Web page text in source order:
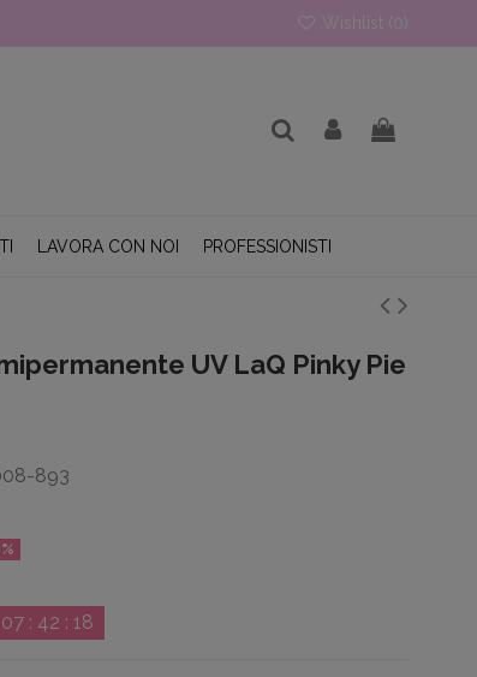
Wishlist (0)
LAVORA CON NOI PROFESSIONISTI
UV LaQ Pinky Pie
893
07: 42 : 17